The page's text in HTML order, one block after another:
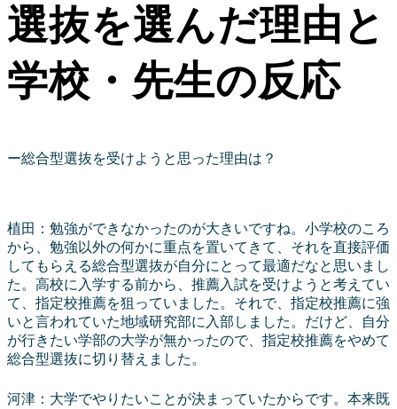
選抜を選んだ理由と
学校・先生の反応
ー総合型選抜を受けようと思った理由は？
植田：勉強ができなかったのが大きいですね。小学校のころ
から、勉強以外の何かに重点を置いてきて、それを直接評価
してもらえる総合型選抜が自分にとって最適だなと思いまし
た。高校に入学する前から、推薦入試を受けようと考えてい
て、指定校推薦を狙っていました。それで、指定校推薦に強
いと言われていた地域研究部に入部しました。だけど、自分
が行きたい学部の大学が無かったので、指定校推薦をやめて
総合型選抜に切り替えました。
河津：大学でやりたいことが決まっていたからです。本来既